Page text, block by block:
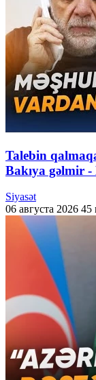
Talebin
Bakıya gəlmir
Siyasət
06 августа 2026 45